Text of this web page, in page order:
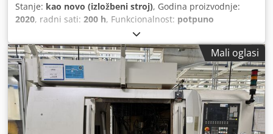
Stanje: kao novo (izložbeni stroj), Godina proizvodnje:
2020, radni sati: 200 h, Funkcionalnost: potpuno
, masa obratka (maks.):
brušenja:500 mm, promjer brusnog kotača:455 mm,
promjer brušenja:300 mm, težina obratka između centara:
150.000 g, vrsta ulazne struje:
, promjer izratka
između centara:500 mm, širina brusnog kotača:75 mm,
maksimalna brzina vretena:500 okr/min, brzina vretena
(min.):
10 okr/min, snaga motora brusne vretena:7.500 W,
ukupna masa:
4.600 kg , Demonstracijski CNC stroj za
Mali oglasi